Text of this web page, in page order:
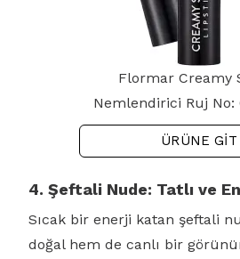
Flormar Creamy
Nemlendirici Ruj No:
ÜRÜNE GİT
4. Şeftali Nude: Tatlı ve
Sıcak bir enerji katan şeftali
doğal hem de canlı bir